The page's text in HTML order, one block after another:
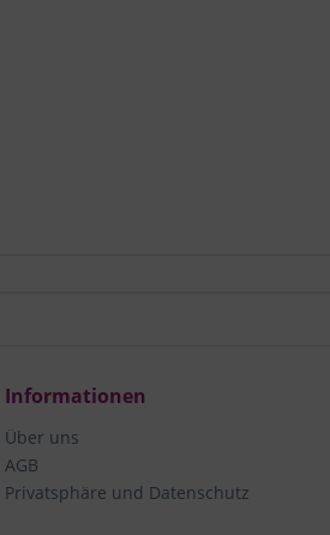
Informationen
Über uns
AGB
Privatsphäre und Datenschutz